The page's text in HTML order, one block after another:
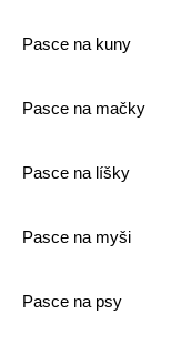
Pasce na kuny
Pasce na mačky
Pasce na líšky
Pasce na myši
Pasce na psy